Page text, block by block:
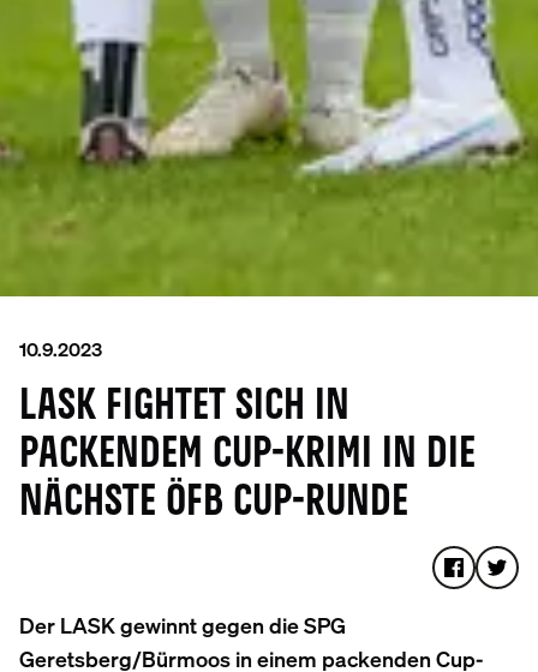
10.9.2023
LASK FIGHTET SICH IN
PACKENDEM CUP-KRIMI IN DIE
NÄCHSTE ÖFB CUP-RUNDE
Der LASK gewinnt gegen die SPG
Geretsberg/Bürmoos in einem packenden Cup-